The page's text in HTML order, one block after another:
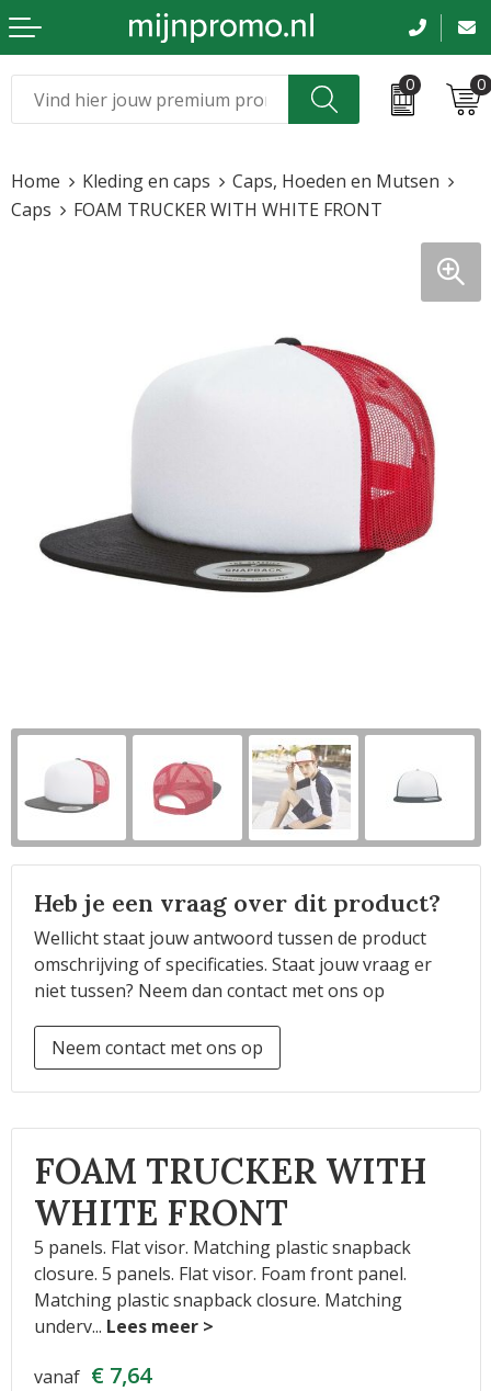
0 0
Kleding & caps
Beurs en evenementen
Horeca
Sinterklaas
Home Kleding en caps
Caps, Hoeden en Mutsen
Caps
FOAM TRUCKER WITH WHITE FRONT
Heb je een vraag over dit product?
Wellicht staat jouw antwoord tussen de product
omschrijving of specificaties. Staat jouw vraag er
niet tussen? Neem dan contact met ons op
Neem contact met ons op
FOAM TRUCKER WITH
WHITE FRONT
5 panels. Flat visor. Matching plastic snapback
closure. 5 panels. Flat visor. Foam front panel.
Matching plastic snapback closure. Matching
underv...
vanaf € 7,64